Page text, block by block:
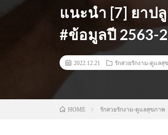
แนะนำ [7] ยาป
#ข้อมูลปี 2563-
2022.12.21 รักสวยรักงาม-ดูแลสุ
HOME รักสวยรักงาม-ดูแลสุขภาพ